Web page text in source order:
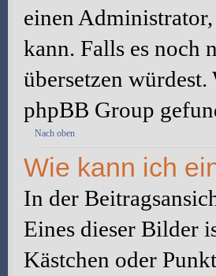
einen
kann. Falls es noch
übersetzen
phpBB Group
Nach oben
Wie kann ich
In der
Eines dieser Bilder
Kästchen oder